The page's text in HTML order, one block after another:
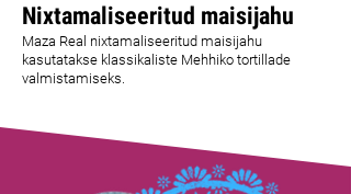
Nixtamaliseeritud maisijahu
Maza Real nixtamaliseeritud maisijahu
kasutatakse klassikaliste Mehhiko tortillade
valmistamiseks.